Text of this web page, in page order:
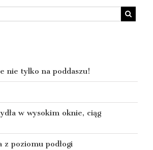
nie tylko na poddaszu!
w wysokim oknie, ciąg
z poziomu podłogi